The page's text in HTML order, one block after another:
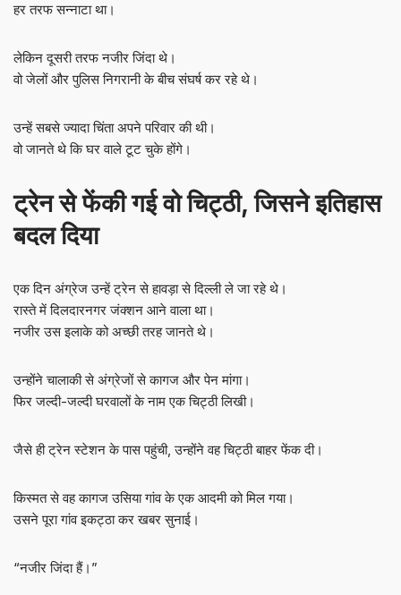
हर तरफ सन्नाटा था।
लेकिन दूसरी तरफ नजीर जिंदा थे।
वो जेलों और पुलिस निगरानी के बीच संघर्ष कर रहे थे।
उन्हें सबसे ज्यादा चिंता अपने परिवार की थी।
वो जानते थे कि घर वाले टूट चुके होंगे।
ट्रेन से फेंकी गई वो चिट्ठी, जिसने इतिहास
बदल दिया
एक दिन अंग्रेज उन्हें ट्रेन से हावड़ा से दिल्ली ले जा रहे थे।
रास्ते में दिलदारनगर जंक्शन आने वाला था।
नजीर उस इलाके को अच्छी तरह जानते थे।
उन्होंने चालाकी से अंग्रेजों से कागज और पेन मांगा।
फिर जल्दी-जल्दी घरवालों के नाम एक चिट्ठी लिखी।
जैसे ही ट्रेन स्टेशन के पास पहुंची, उन्होंने वह चिट्ठी बाहर फेंक दी।
किस्मत से वह कागज उसिया गांव के एक आदमी को मिल गया।
उसने पूरा गांव इकट्ठा कर खबर सुनाई।
“नजीर जिंदा हैं।”